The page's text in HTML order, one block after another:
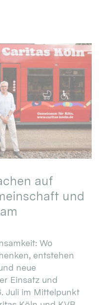
auf
und
Wo
entstehen
neue
Einsatz und
Juli im Mittelpunkt